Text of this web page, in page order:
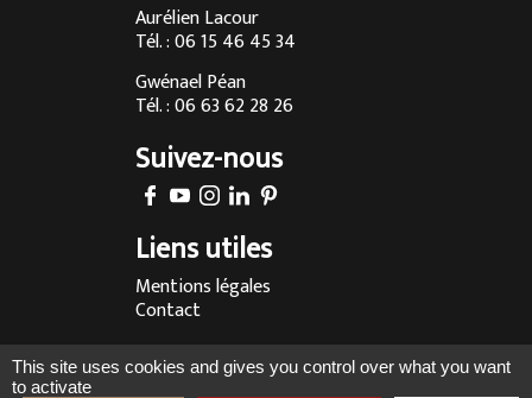
Agencement d’intérieur à Aix-les-Bains
Entreprise de menuiserie à Grenoble
Agencement d’intérieur en Savoie
Agencement d’intérieur à Megève
Fabrication sur-mesure de cuisine à Chambéry
Fabrication sur-mesure de cuisine à Annecy
Fabrication sur-mesure de cuisine à Aix-les-Bains
Fabrication sur-mesure de cuisine en Rhône-Alpes
Aurélien Lacour
Tél. : 06 15 46 45 34
Gwénael Péan
Tél. : 06 63 62 28 26
Suivez-nous
Liens utiles
Mentions légales
Contact
Réalisé par :
This site uses cookies and gives you control over what you want
to activate